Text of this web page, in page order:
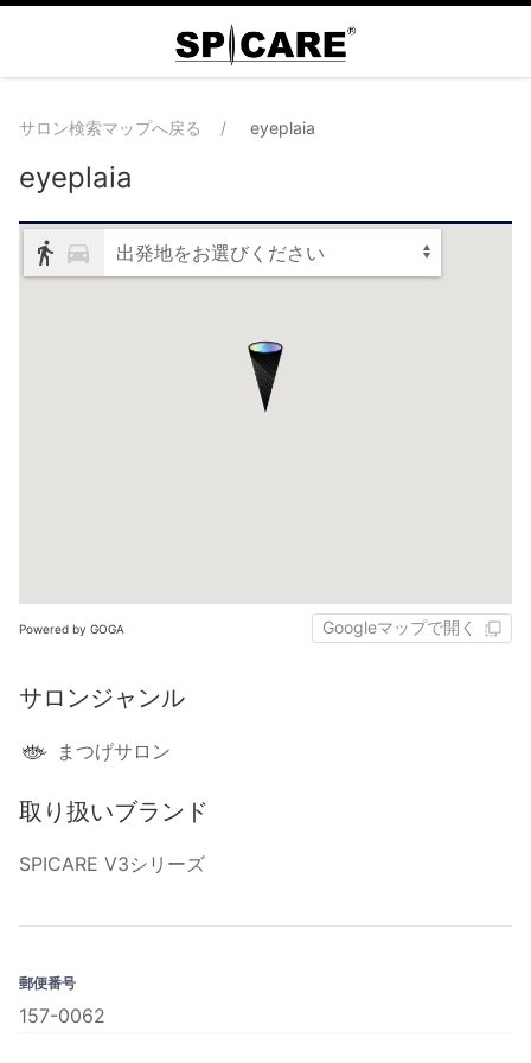
サロン検索マップへ戻る eyeplaia
eyeplaia
出発地をお選びください
Powered by GOGA Googleマップで開く
サロンジャンル
まつげサロン
取り扱いブランド
SPICARE V3シリーズ
郵便番号
157-0062